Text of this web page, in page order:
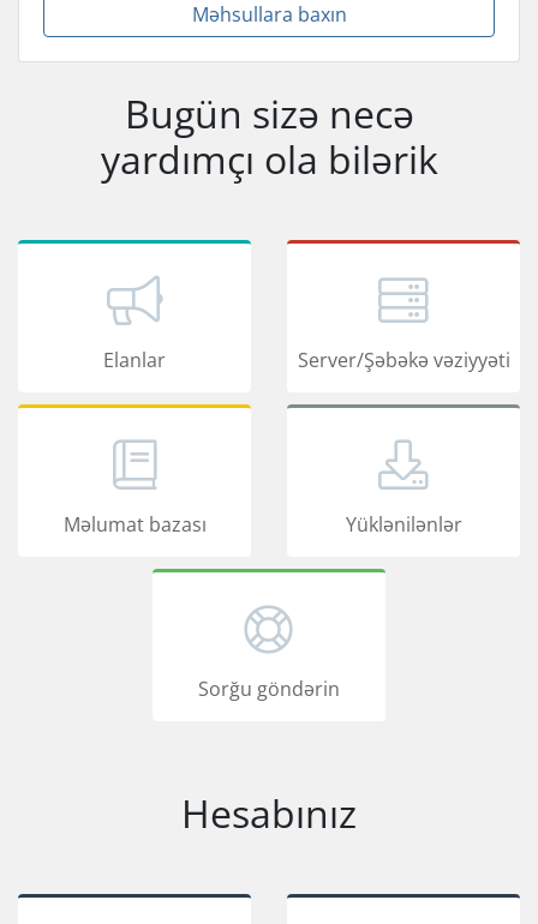
Məhsullara baxın
Bugün sizə necə
yardımçı ola bilərik
Elanlar Server/Şəbəkə vəziyyəti
Məlumat bazası Yüklənilənlər
Sorğu göndərin
Hesabınız